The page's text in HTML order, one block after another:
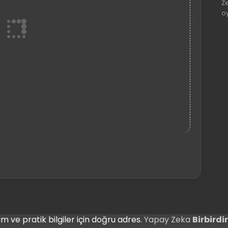
ve pratik bilgiler için doğru adres. Yapay Zeka